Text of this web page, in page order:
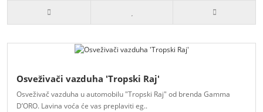
Osveživači vazduha 'Tropski Raj'
Osveživač vazduha u automobilu "Tropski Raj" od brenda Gamma
D’ORO. Lavina voća će vas preplaviti eg..